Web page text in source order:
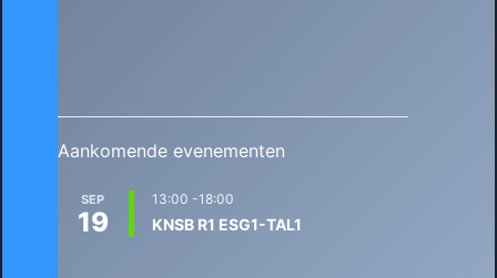
Aankomende evenementen
SEP
19
13:00 -18:00
KNSB R1 ESG1-TAL1